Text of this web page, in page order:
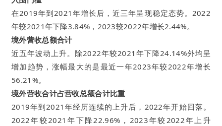
在2019年到2021年增长后，近三年呈现稳定态势。2022
年较2021年下降3.84%，2023较2022年增长2.44%。
境外营收总额合计
近五年波动上升。除2022年较2021年下降24.14%外均呈
增加趋势，涨幅最大的是最近一年2023年较2022年增长
56.21%。
境外营收合计占营收总额合计比重
2019年到2021年经历连续的上升后，2022年开始回落。
2022年较2021年下降22.96%，2023年较2022年上升